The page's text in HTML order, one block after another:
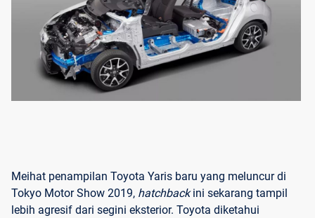
Meihat penampilan Toyota Yaris baru yang meluncur di
Tokyo Motor Show 2019, hatchbackini sekarang tampil
lebih agresif dari segini eksterior. Toyota diketahui